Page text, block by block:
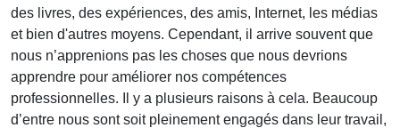
des livres, des expériences, des amis, Internet, les médias
et bien d'autres moyens. Cependant, il arrive souvent que
nous n’apprenions pas les choses que nous devrions
apprendre pour améliorer nos compétences
professionnelles. Il y a plusieurs raisons à cela. Beaucoup
d’entre nous sont soit pleinement engagés dans leur travail,